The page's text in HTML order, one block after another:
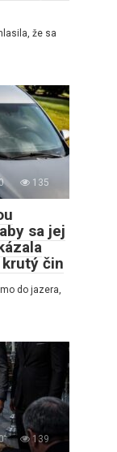
že sa
135
sa jej
čin
do jazera,
139